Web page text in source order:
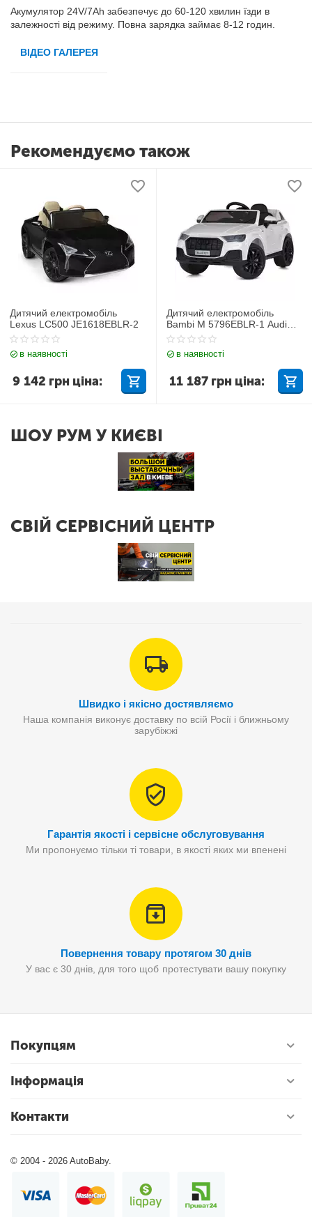
Акумулятор 24V/7Ah забезпечує до 60-120 хвилин їзди в
залежності від режиму. Повна зарядка займає 8-12 годин.
ВІДЕО ГАЛЕРЕЯ
Рекомендуємо також
Дитячий електромобіль
Lexus LC500 JE1618EBLR-2
в наявності
9 142 грн ціна:
Дитячий електромобіль
Bambi M 5796EBLR-1 Audi
Q7
в наявності
11 187 грн ціна:
ШОУ РУМ У КИЄВІ
СВІЙ СЕРВІСНИЙ ЦЕНТР
Швидко і якісно достявляємо
Наша компанія виконує доставку по всій Росії і ближньому
зарубіжжі
Гарантія якості і сервісне обслуговування
Ми пропонуємо тільки ті товари, в якості яких ми впенені
Повернення товару протягом 30 днів
У вас є 30 днів, для того щоб протестувати вашу покупку
Покупцям
Інформація
Контакти
© 2004 - 2026 AutoBaby.